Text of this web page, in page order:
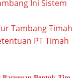
Ini Sistem
Tambang Timah
PT Timah